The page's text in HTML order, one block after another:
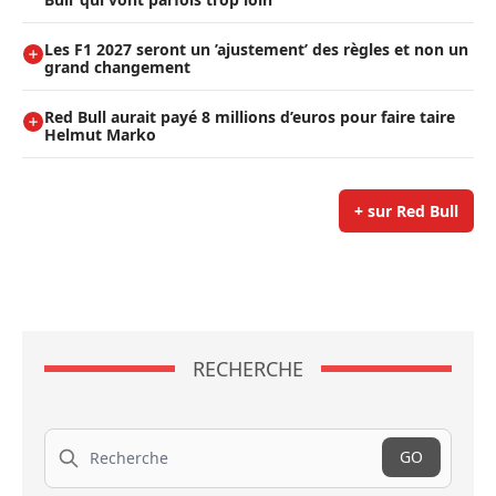
Les F1 2027 seront un ’ajustement’ des règles et non un
grand changement
Red Bull aurait payé 8 millions d’euros pour faire taire
Helmut Marko
+ sur Red Bull
RECHERCHE
Recherche
GO